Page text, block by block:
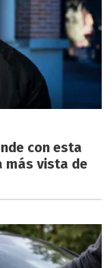
con esta
más vista de